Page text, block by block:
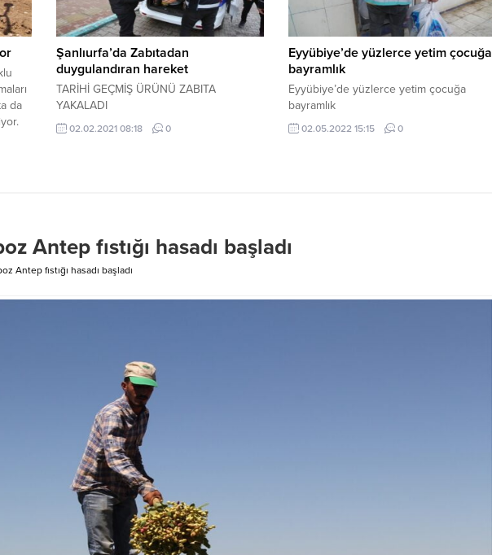
da
Şanlıurfa’da Zabıtadan
duygulandıran hareket
TARİHİ GEÇMİŞ ÜRÜNÜ ZABITA
YAKALADI
02.02.2021 08:18 0
Eyyübiye’de yüzlerce yetim çocuğa
bayramlık
Eyyübiye’de yüzlerce yetim çocuğa
bayramlık
02.05.2022 15:15 0
Antep fıstığı hasadı başladı
Antep fıstığı hasadı başladı